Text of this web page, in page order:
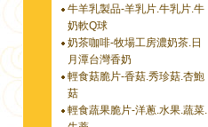
牛羊乳製品-羊乳片.牛乳片.牛
奶軟Q球
奶茶咖啡-牧場工房濃奶茶.日
月潭台灣香奶
輕食菇脆片-香菇.秀珍菇.杏鮑
菇
輕食蔬果脆片-洋蔥.水果.蔬菜.